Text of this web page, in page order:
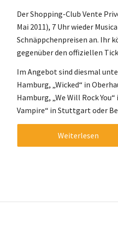
Der Shopping-Club Vente
Mai 2011), 7 Uhr wieder
Schnäppchenpreisen an. Ihr
gegenüber den offiziellen
Im Angebot sind diesmal
Hamburg, „Wicked“ in
Hamburg, „We Will Rock
Vampire“ in Stuttgart oder
Weiterlesen